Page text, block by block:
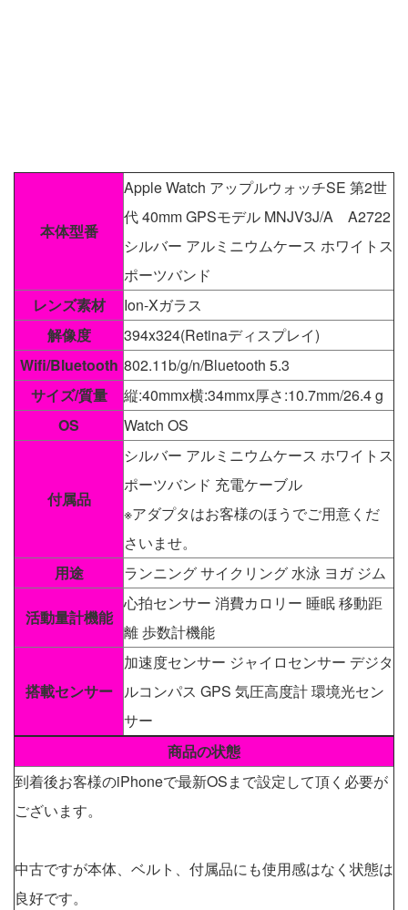
本体型番
Apple Watch アップルウォッチSE 第2世
代 40mm GPSモデル MNJV3J/A A2722
シルバー アルミニウムケース ホワイトス
ポーツバンド
レンズ素材
Ion-Xガラス
解像度
394x324(Retinaディスプレイ)
Wifi/Bluetooth 802.11b/g/n/Bluetooth 5.3
サイズ/質量
縦:40mmx横:34mmx厚さ:10.7mm/26.4 g
OS
Watch OS
付属品
シルバー アルミニウムケース ホワイトス
ポーツバンド 充電ケーブル
※アダプタはお客様のほうでご用意くだ
さいませ。
用途
ランニング サイクリング 水泳 ヨガ ジム
活動量計機能
心拍センサー 消費カロリー 睡眠 移動距
離 歩数計機能
搭載センサー
加速度センサー ジャイロセンサー デジタ
ルコンパス GPS 気圧高度計 環境光セン
サー
商品の状態
到着後お客様のiPhoneで最新OSまで設定して頂く必要が
ございます。
中古ですが本体、ベルト、付属品にも使用感はなく状態は
良好です。